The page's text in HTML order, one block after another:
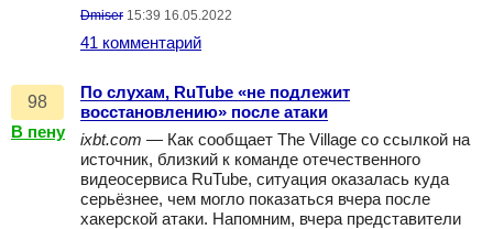
Dmiser 15:39 16.05.2022
41 комментарий
98
В пену
По слухам, RuTube «не подлежит
восстановлению» после атаки
ixbt.com — Как сообщает The Village со ссылкой на
источник, близкий к команде отечественного
видеосервиса RuTube, ситуация оказалась куда
серьёзнее, чем могло показаться вчера после
хакерской атаки. Напомним, вчера представители